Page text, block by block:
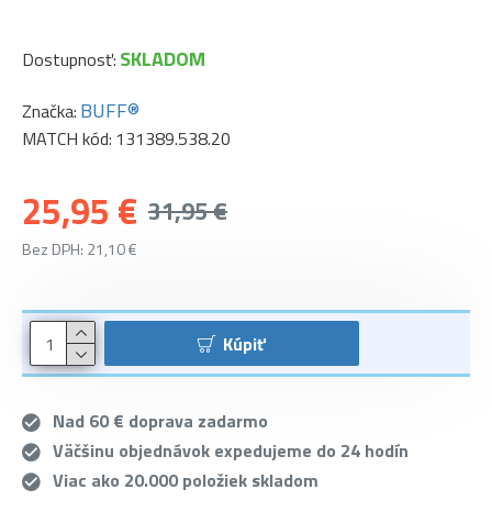
25,95 € 31,95 €
Bez DPH: 21,10 €
Dostupnosť: SKLADOM
Značka: BUFF®
MATCH kód: 131389.538.20
Kúpiť
Nad 60 € doprava zadarmo
Väčšinu objednávok expedujeme do 24 hodín
Viac ako 20.000 položiek skladom